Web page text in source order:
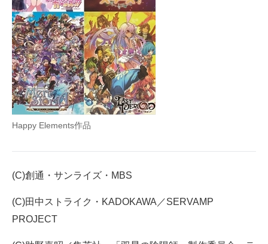
Happy Elements作品
(C)創通・サンライズ・MBS
(C)田中ストライク・KADOKAWA／SERVAMP
PROJECT